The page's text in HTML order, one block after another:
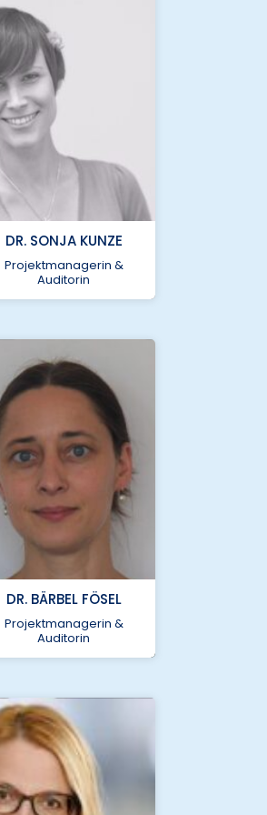
bcu@nukleus.netzwerk-
universitaetsmedizin.de
Helmholtz Zentrum
DR. SONJA KUNZE
Projektmanagerin &
Auditorin
bcu@nukleus.netzwerk-
universitaetsmedizin.de
Helmholtz Zentrum
DR. BÄRBEL FÖSEL
Projektmanagerin &
Auditorin